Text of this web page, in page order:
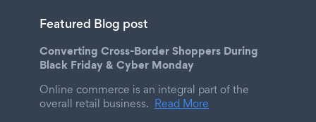
Featured Blog post
Converting Cross-Border Shoppers During
Black Friday & Cyber Monday
Online commerce is an integral part of the
overall retail business. Read More